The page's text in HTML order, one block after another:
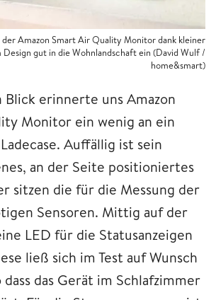
Amazon Smart Air Quality Monitor dank kleiner
gut in die Wohnlandschaft ein (David Wulf /
home&smart)
erinnerte uns Amazon
Monitor ein wenig an ein
Auffällig ist sein
an der Seite positioniertes
sitzen die für die Messung der
Sensoren. Mittig auf der
LED für die Statusanzeigen
ließ sich im Test auf Wunsch
dass das Gerät im Schlafzimmer